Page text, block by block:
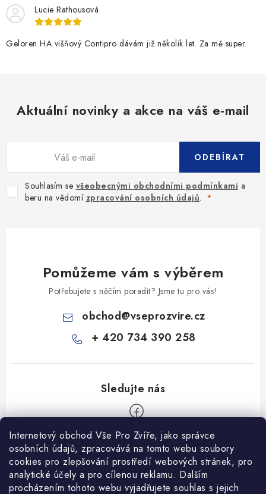
Internetový obchod Vše Pro Zvíře, jako správce
osobních údajů, zpracovává na tomto webu soubory
cookies pro zlepšování prostředí webových stránek, pro
analytické účely a pro cílenou reklamu. Dalším
procházením tohoto webu vyjadřujete souhlas s jejich
Lucie Rathousová
Geloren HA višňový Contipro dávám již několik let. Za mě super.
Aktuální novinky a akce na váš e-mail
Souhlasím se všeobecnými obchodními podmínkami a
beru na vědomí zpracování osobních údajů.
ODEBÍRAT
Pomůžeme vám s výběrem
Potřebujete s něčím poradit? Jsme tu pro vás!
obchod@vseprozvire.cz
+ 420 734 390 258
Informace pro Vás